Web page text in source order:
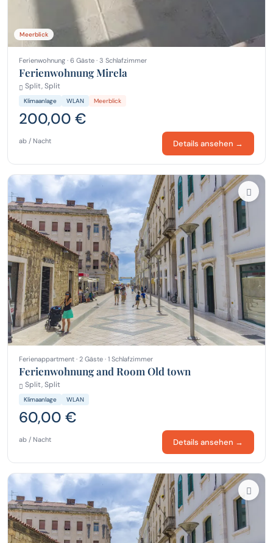
Meerblick
Ferienwohnung · 6 Gäste · 3 Schlafzimmer
Ferienwohnung Mirela
Split, Split
Klimaanlage WLAN Meerblick
200,00 €
ab / Nacht Details ansehen →
Ferienappartment · 2 Gäste · 1 Schlafzimmer
Ferienwohnung and Room Old town
Split, Split
Klimaanlage WLAN
60,00 €
ab / Nacht Details ansehen →